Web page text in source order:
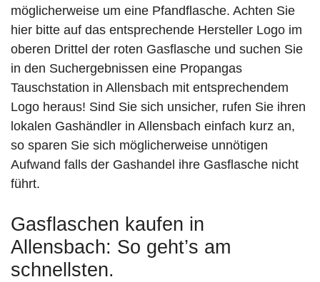
möglicherweise um eine Pfandflasche. Achten Sie
hier bitte auf das entsprechende Hersteller Logo im
oberen Drittel der roten Gasflasche und suchen Sie
in den Suchergebnissen eine Propangas
Tauschstation in Allensbach mit entsprechendem
Logo heraus! Sind Sie sich unsicher, rufen Sie ihren
lokalen Gashändler in Allensbach einfach kurz an,
so sparen Sie sich möglicherweise unnötigen
Aufwand falls der Gashandel ihre Gasflasche nicht
führt.
Gasflaschen kaufen in
Allensbach: So geht’s am
schnellsten.